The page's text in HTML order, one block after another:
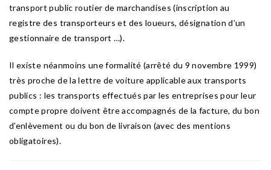
transport public routier de marchandises (inscription au
registre des transporteurs et des loueurs, désignation d’un
gestionnaire de transport …).
Il existe néanmoins une formalité (arrêté du 9 novembre 1999)
très proche de la lettre de voiture applicable aux transports
publics : les transports effectués par les entreprises pour leur
compte propre doivent être accompagnés de la facture, du bon
d’enlèvement ou du bon de livraison (avec des mentions
obligatoires).